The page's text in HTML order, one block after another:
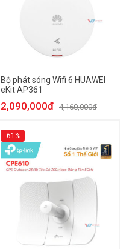
Bộ phát sóng Wifi 6 HUAWEI
eKit AP361
2,090,000đ 4,160,000đ
-61%